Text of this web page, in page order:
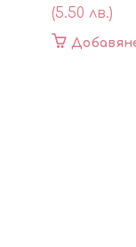
(5.50 лв.)